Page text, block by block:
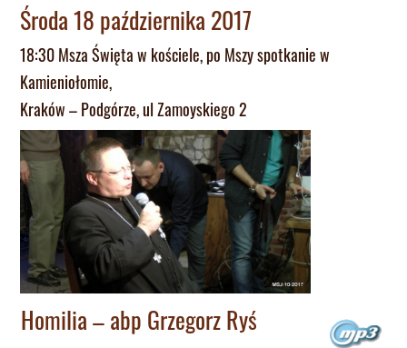
Środa 18 października 2017
18:30 Msza Święta w kościele, po Mszy spotkanie w
Kamieniołomie,
Kraków – Podgórze, ul Zamoyskiego 2
Homilia – abp Grzegorz Ryś